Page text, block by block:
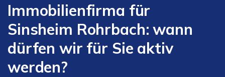
Immobilienfirma für
Sinsheim Rohrbach: wann
dürfen wir für Sie aktiv
werden?